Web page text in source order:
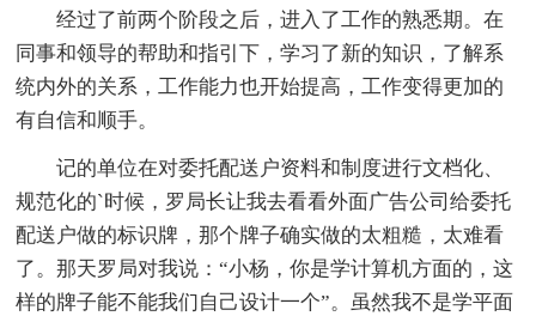
经过了前两个阶段之后，进入了工作的熟悉期。在
同事和领导的帮助和指引下，学习了新的知识，了解系
统内外的关系，工作能力也开始提高，工作变得更加的
有自信和顺手。
记的单位在对委托配送户资料和制度进行文档化、
规范化的`时候，罗局长让我去看看外面广告公司给委托
配送户做的标识牌，那个牌子确实做的太粗糙，太难看
了。那天罗局对我说：“小杨，你是学计算机方面的，这
样的牌子能不能我们自己设计一个”。虽然我不是学平面